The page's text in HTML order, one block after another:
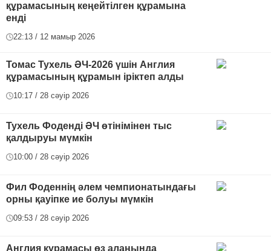
құрамасының кеңейтілген құрамына
енді
22:13 / 12 мамыр 2026
Томас Тухель ӘЧ-2026 үшін Англия
құрамасының құрамын іріктеп алды
10:17 / 28 сәуір 2026
Тухель Фоденді ӘЧ өтінімінен тыс
қалдыруы мүмкін
10:00 / 28 сәуір 2026
Фил Фоденнің әлем чемпионатындағы
орны қауіпке ие болуы мүмкін
09:53 / 28 сәуір 2026
Англия құрамасы өз алаңында